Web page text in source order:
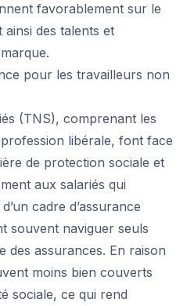
favorablement sur le
des talents et
pour les travailleurs non
(TNS), comprenant les
libérale, font face
de protection sociale et
aux salariés qui
cadre d’assurance
souvent naviguer seuls
des assurances. En raison
moins bien couverts
sociale, ce qui rend